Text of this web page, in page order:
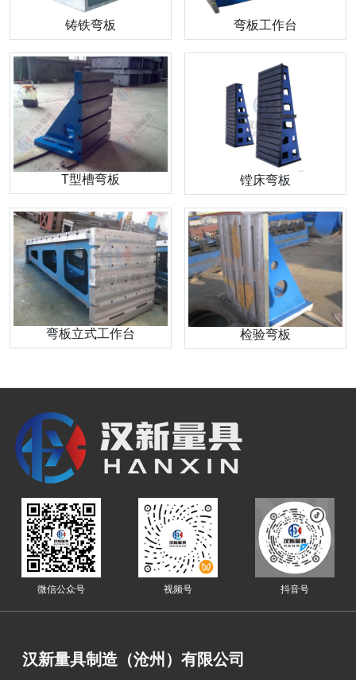
铸铁弯板 弯板工作台
T型槽弯板 镗床弯板
弯板立式工作台 检验弯板
微信公众号 视频号 抖音号
汉新量具制造（沧州）有限公司